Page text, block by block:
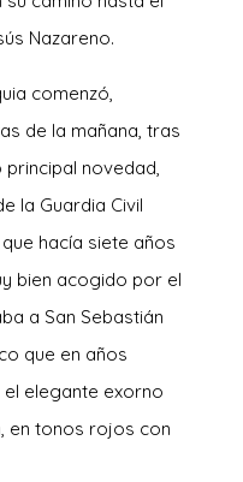
Nazareno.
comenzó,
de la mañana, tras
novedad,
la Guardia Civil
hacía siete años
bien acogido por el
a San Sebastián
que en años
elegante exorno
en tonos rojos con